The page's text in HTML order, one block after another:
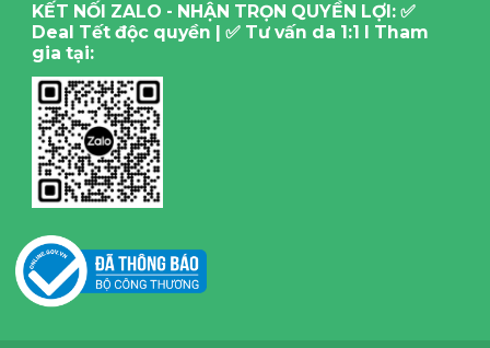
KẾT NỐI ZALO - NHẬN TRỌN QUYỀN LỢI: ✅
Deal Tết độc quyền | ✅ Tư vấn da 1:1 I Tham
gia tại: